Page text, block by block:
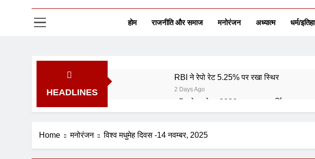
होम राजनीति और समाज मनोरंजन अध्यात्म धर्म/
HEADLINES
RBI ने रेपो रेट 5.25% पर रखा स्थिर
2 Days Ago
कॉमनवेल्थ गेम्स 2026: भारत का स्वर्णिम समापन
6 Days Ago
1 Week Ago
Home मनोरंजन विश्व मधुमेह दिवस -14 नवम्बर, 2025